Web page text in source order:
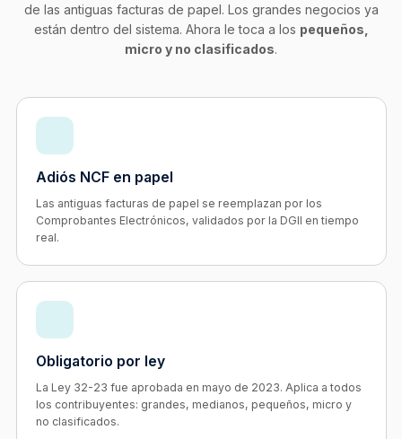
de las antiguas facturas de papel. Los grandes negocios ya
están dentro del sistema. Ahora le toca a los pequeños,
micro y no clasificados.
Adiós NCF en papel
Las antiguas facturas de papel se reemplazan por los
Comprobantes Electrónicos, validados por la DGII en tiempo
real.
Obligatorio por ley
La Ley 32-23 fue aprobada en mayo de 2023. Aplica a todos
los contribuyentes: grandes, medianos, pequeños, micro y
no clasificados.